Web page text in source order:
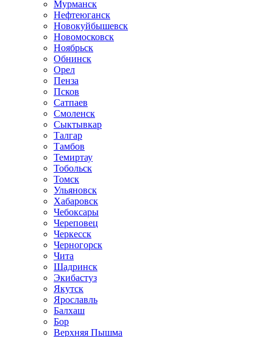
Мурманск
Нефтеюганск
Новокуйбышевск
Новомосковск
Ноябрьск
Обнинск
Орел
Пенза
Псков
Сатпаев
Смоленск
Сыктывкар
Талгар
Тамбов
Темиртау
Тобольск
Томск
Ульяновск
Хабаровск
Чебоксары
Череповец
Черкесск
Черногорск
Чита
Шадринск
Экибастуз
Якутск
Ярославль
Балхаш
Бор
Верхняя Пышма